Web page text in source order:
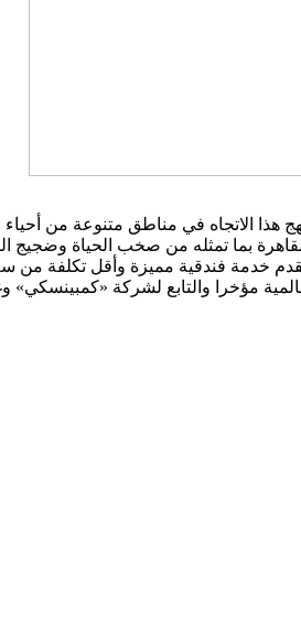
الاتجاه في مناطق متنوعة من أحياء
بما تمثله من صخب الحياة
خدمة فندقية مميزة وأقل تكلفة من
مؤخرا والتابع لشركة «كمبينسكي»